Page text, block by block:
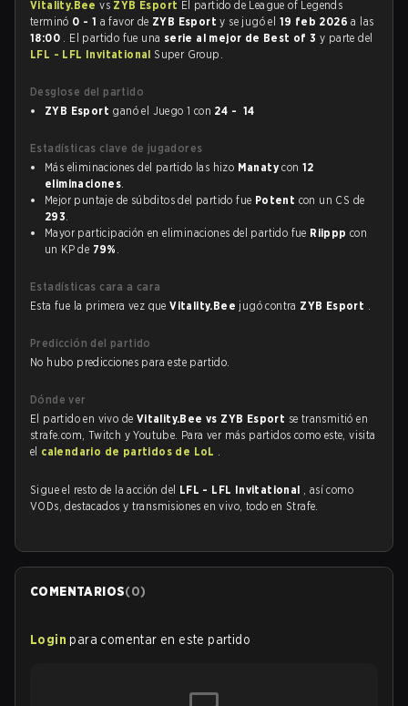
Vitality.Beevs ZYB Esport El partido de League of Legends
terminó 0 - 1 a favor de ZYB Esporty se jugó el 19 feb 2026a las
18:00 . El partido fue una serie al mejor de Best of 3y parte del
LFL - LFL Invitational Super Group.
Desglose del partido
ZYB Esport ganó el Juego 1 con 24 - 14
Estadísticas clave de jugadores
Más eliminaciones del partido las hizo Manaty con12
eliminaciones.
Mejor puntaje de súbditos del partido fue Potent con un CS de
293.
Mayor participación en eliminaciones del partido fue Riippp con
un KP de 79% .
Estadísticas cara a cara
Esta fue la primera vez queVitality.Bee jugó contra ZYB Esport .
Predicción del partido
No hubo predicciones para este partido.
Dónde ver
El partido en vivo de Vitality.Bee vs ZYB Esport se transmitió en
strafe.com, Twitch y Youtube. Para ver más partidos como este, visita
el calendario de partidos de LoL .
Sigue el resto de la acción del LFL - LFL Invitational , así como
VODs, destacados y transmisiones en vivo, todo en Strafe.
COMENTARIOS(0)
Login para comentar en este partido